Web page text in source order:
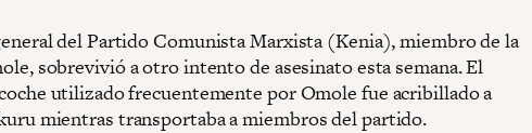
del Partido Comunista Marxista (Kenia), miembro de la
sobrevivió a otro intento de asesinato esta semana. El
utilizado frecuentemente por Omole fue acribillado a
mientras transportaba a miembros del partido.